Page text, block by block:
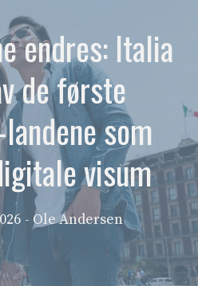
endres: Italia
de første
som
visum
- Ole Andersen